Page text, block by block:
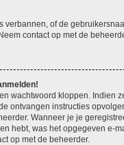
verbannen, of de
contact op met de
wachtwoord kloppen. Indien
ontvangen instructies
Wanneer je je
hebt, was het opgegeven e-
op met de beheerder.